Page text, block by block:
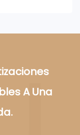
A Una